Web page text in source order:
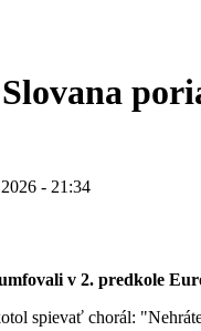
- 21:34
v 2. predkole
spievať chorál: